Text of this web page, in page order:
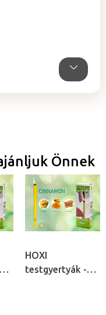
Önnek
HOXI
testgyertyák -